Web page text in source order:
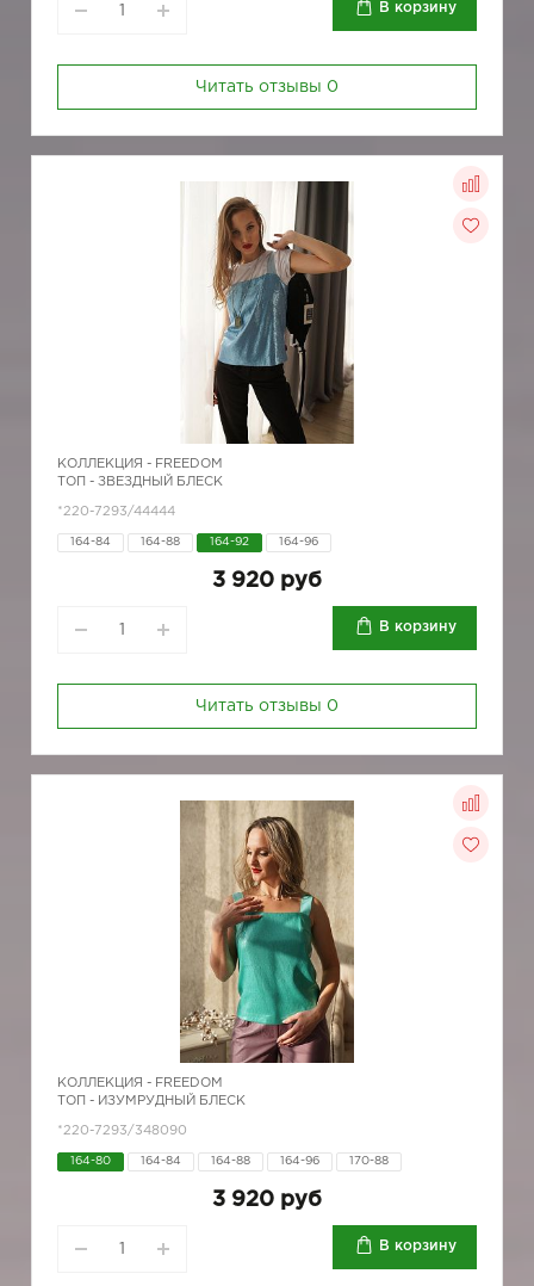
В корзину
Читать отзывы 0
КОЛЛЕКЦИЯ - FREEDOM
ТОП - ЗВЕЗДНЫЙ БЛЕСК
*220-7293/44444
164-84 164-88 164-92 164-96
3 920 руб
В корзину
Читать отзывы 0
КОЛЛЕКЦИЯ - FREEDOM
ТОП - ИЗУМРУДНЫЙ БЛЕСК
*220-7293/348090
164-80 164-84 164-88 164-96 170-88
3 920 руб
В корзину